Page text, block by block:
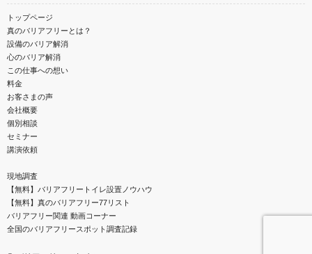
トップページ
真のバリアフリーとは？
設備のバリア解消
心のバリア解消
この仕事への想い
料金
お客さまの声
会社概要
個別相談
セミナー
講演依頼
現地調査
【無料】バリアフリートイレ設置ノウハウ
【無料】真のバリアフリー77リスト
バリアフリー関連 動画コーナー
全国のバリアフリースポット調査記録